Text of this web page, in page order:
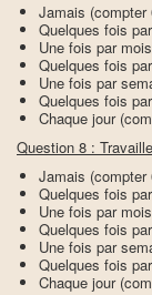
Jamais (compter
Quelques fois
Une fois par
Quelques fois
Une fois par
Quelques fois
Chaque jour
Question 8 :
Jamais (compter
Quelques fois
Une fois par
Quelques fois
Une fois par
Quelques fois
Chaque jour